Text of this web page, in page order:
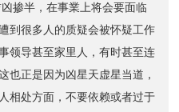
掺半，在事業上将会要面临
到很多人的质疑会被怀疑工作
领导甚至家里人，有时甚至连
也正是因为凶星天虚星当道，
相处方面，不要依赖或者过于